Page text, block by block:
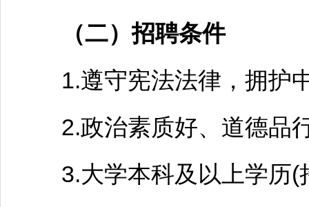
（二）招聘条件
1.遵守宪法法律，拥护中
2.政治素质好、道德品行
3.大学本科及以上学历(